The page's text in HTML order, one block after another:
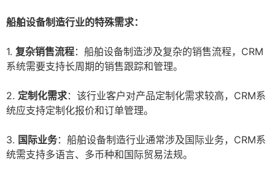
船舶设备制造行业的特殊需求：
1. 复杂销售流程：船舶设备制造涉及复杂的销售流程，CRM
系统需要支持长周期的销售跟踪和管理。
2. 定制化需求：该行业客户对产品定制化需求较高，CRM系
统应支持定制化报价和订单管理。
3. 国际业务：船舶设备制造行业通常涉及国际业务，CRM系
统需支持多语言、多币种和国际贸易法规。